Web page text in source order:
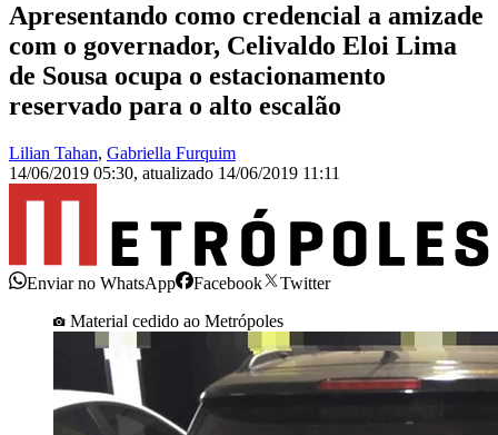
Apresentando como credencial a amizade
com o governador, Celivaldo Eloi Lima
de Sousa ocupa o estacionamento
reservado para o alto escalão
Lilian Tahan, Gabriella Furquim
14/06/2019 05:30, atualizado 14/06/2019 11:11
Enviar no WhatsApp Facebook
Twitter
Material cedido ao Metrópoles